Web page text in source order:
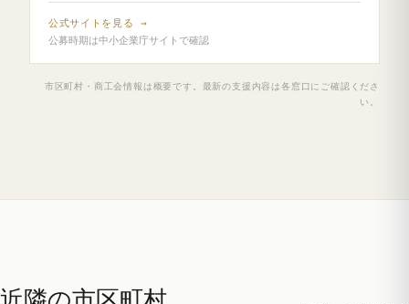
公式サイトを見る →
公募時期は中小企業庁サイトで確認
市区町村・商工会情報は概要です。最新の支援内容は各窓口にご確認くださ
い。